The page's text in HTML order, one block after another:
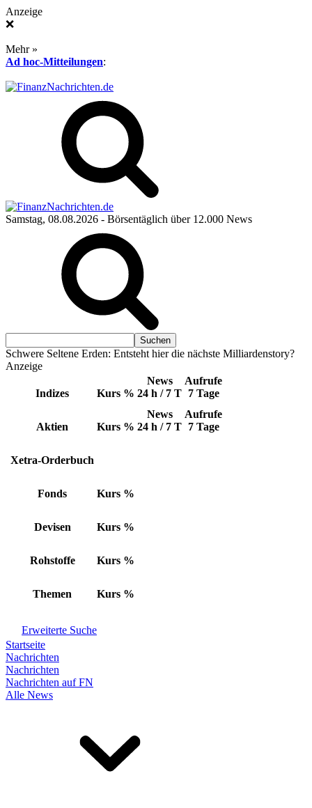
Anzeige
❌
Mehr »
Ad hoc-Mitteilungen:
Samstag, 08.08.2026 - Börsentäglich über 12.000 News
Schwere Seltene Erden: Entsteht hier die nächste Milliardenstory?
Anzeige
Indizes Kurs %
News
24 h / 7 T
Aufrufe
7 Tage
Aktien Kurs %
News
24 h / 7 T
Aufrufe
7 Tage
Xetra-Orderbuch
Fonds Kurs %
Devisen Kurs %
Rohstoffe Kurs %
Themen Kurs %
Erweiterte Suche
Startseite
Nachrichten
Nachrichten
Nachrichten auf FN
Alle News